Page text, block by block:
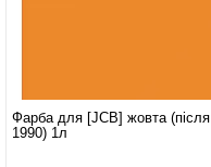
Фарба для [JCB] жовта (після
1990) 1л